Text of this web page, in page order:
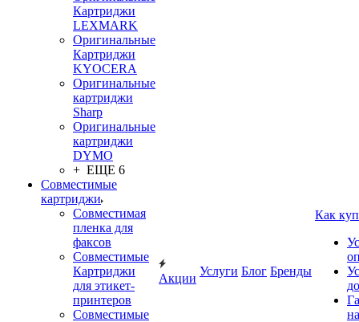
Картриджи
LEXMARK
Оригинальные
Картриджи
KYOCERA
Оригинальные
картриджи
Sharp
Оригинальные
картриджи
DYMO
+ ЕЩЕ 6
Совместимые
картриджи
Совместимая
пленка для
факсов
Совместимые
Картриджи
для этикет-
принтеров
Совместимые
Акции
Услуги Блог Бренды
Как